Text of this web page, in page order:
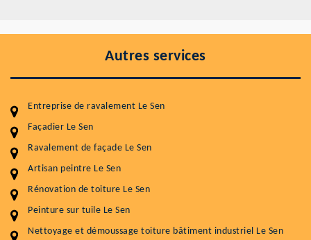
Autres services
Entreprise de ravalement Le Sen
Façadier Le Sen
Ravalement de façade Le Sen
Artisan peintre Le Sen
Rénovation de toiture Le Sen
Peinture sur tuile Le Sen
Nettoyage et démoussage toiture bâtiment industriel Le Sen
Entretenir votre toiture, c'est préserver sa
Plus de 15 ans d'expérience en couverture et facade
Service